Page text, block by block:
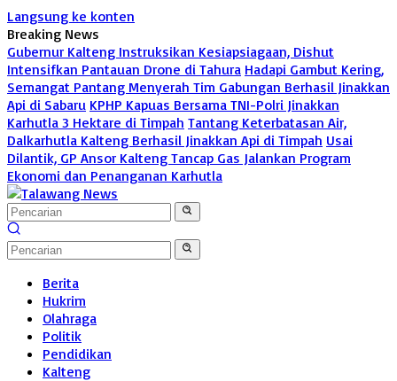
Langsung ke konten
Breaking News
Gubernur Kalteng Instruksikan Kesiapsiagaan, Dishut
Intensifkan Pantauan Drone di Tahura Hadapi Gambut Kering,
Semangat Pantang Menyerah Tim Gabungan Berhasil Jinakkan
Api di Sabaru KPHP Kapuas Bersama TNI-Polri Jinakkan
Karhutla 3 Hektare di Timpah Tantang Keterbatasan Air,
Dalkarhutla Kalteng Berhasil Jinakkan Api di Timpah Usai
Dilantik, GP Ansor Kalteng Tancap Gas Jalankan Program
Ekonomi dan Penanganan Karhutla
Berita
Hukrim
Olahraga
Politik
Pendidikan
Kalteng